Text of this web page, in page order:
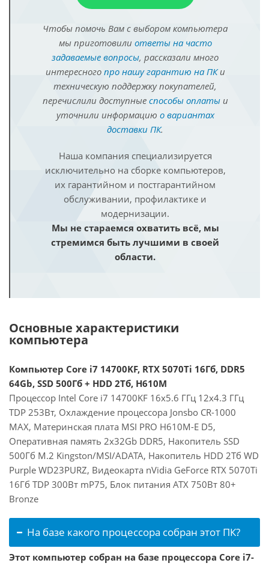
Чтобы помочь Вам с выбором компьютера
мы приготовили ответы на часто
задаваемые вопросы, рассказали много
интересного про нашу гарантию на ПКи
техническую поддержку покупателей,
перечислили доступные способы оплатыи
уточнили информацию о вариантах
доставки ПК.
Наша компания специализируется
исключительно на сборке компьютеров,
их гарантийном и постгарантийном
обслуживании, профилактике и
модернизации.
Мы не стараемся охватить всё, мы
стремимся быть лучшими в своей
области.
Основные характеристики
компьютера
Компьютер Core i7 14700KF, RTX 5070Ti 16Гб, DDR5
64Gb, SSD 500Гб + HDD 2Тб, H610M
Процессор Intel Core i7 14700KF 16x5.6 ГГц 12x4.3 ГГц
TDP 253Вт, Охлаждение процессора Jonsbo CR-1000
MAX, Материнская плата MSI PRO H610M-E D5,
Оперативная память 2x32Gb DDR5, Накопитель SSD
500Гб M.2 Kingston/MSI/ADATA, Накопитель HDD 2Тб WD
Purple WD23PURZ, Видеокарта nVidia GeForce RTX 5070Ti
16Гб TDP 300Вт mP75, Блок питания ATX 750Вт 80+
Bronze
На базе какого процессора собран этот ПК?
Этот компьютер собран на базе процессора Core i7-